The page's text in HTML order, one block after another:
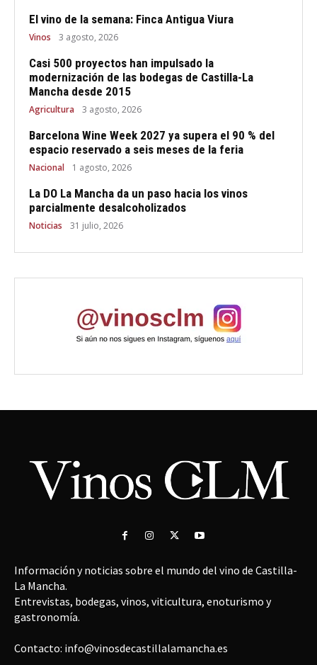
El vino de la semana: Finca Antigua Viura
Vinos 3 agosto, 2026
Casi 500 proyectos han impulsado la
modernización de las bodegas de Castilla-La
Mancha desde 2015
Agricultura 3 agosto, 2026
Barcelona Wine Week 2027 ya supera el 90 % del
espacio reservado a seis meses de la feria
Nacional 1 agosto, 2026
La DO La Mancha da un paso hacia los vinos
parcialmente desalcoholizados
Noticias 31 julio, 2026
Información y noticias sobre el mundo del vino de Castilla-
La Mancha.
Entrevistas, bodegas, vinos, viticultura, enoturismo y
gastronomía.
Contacto: info@vinosdecastillalamancha.es